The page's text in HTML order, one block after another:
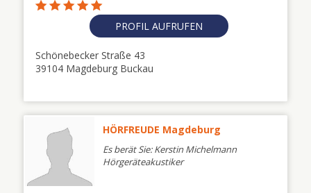
PROFIL AUFRUFEN
Schönebecker Straße 43
39104 Magdeburg Buckau
HÖRFREUDE Magdeburg
Es berät Sie: Kerstin Michelmann
Hörgeräteakustiker